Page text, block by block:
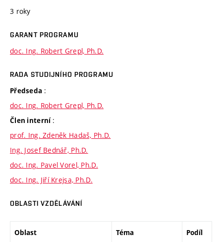
3 roky
GARANT PROGRAMU
doc. Ing. Robert Grepl, Ph.D.
RADA STUDIJNÍHO PROGRAMU
Předseda :
doc. Ing. Robert Grepl, Ph.D.
Člen interní :
prof. Ing. Zdeněk Hadaš, Ph.D.
Ing. Josef Bednář, Ph.D.
doc. Ing. Pavel Vorel, Ph.D.
doc. Ing. Jiří Krejsa, Ph.D.
OBLASTI VZDĚLÁVÁNÍ
Oblast Téma
Podíl